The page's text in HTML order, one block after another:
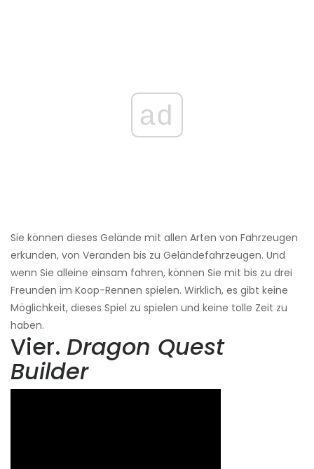
ad
Sie können dieses Gelände mit allen Arten von Fahrzeugen
erkunden, von Veranden bis zu Geländefahrzeugen. Und
wenn Sie alleine einsam fahren, können Sie mit bis zu drei
Freunden im Koop-Rennen spielen. Wirklich, es gibt keine
Möglichkeit, dieses Spiel zu spielen und keine tolle Zeit zu
haben.
Vier. Dragon Quest
Builder